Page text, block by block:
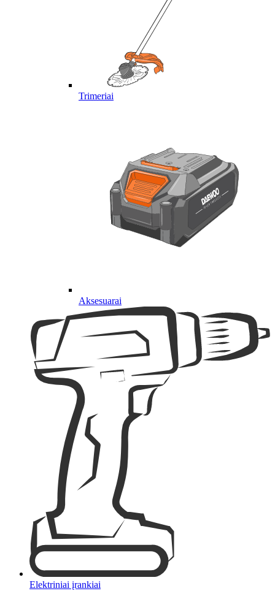
Trimeriai
Aksesuarai
Elektriniai įrankiai